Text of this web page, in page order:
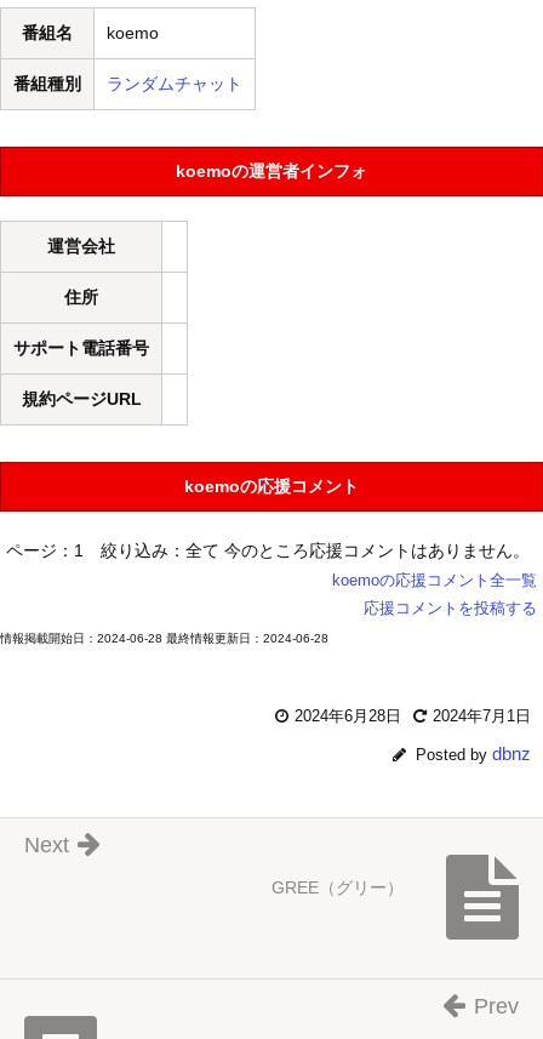
番組名 koemo
番組種別 ランダムチャット
koemoの運営者インフォ
運営会社
住所
サポート電話番号
規約ページURL
koemoの応援コメント
ページ：1 絞り込み：全て 今のところ応援コメントはありません。
koemoの応援コメント全一覧
応援コメントを投稿する
情報掲載開始日：2024-06-28 最終情報更新日：2024-06-28
2024年6月28日 2024年7月1日
Posted by dbnz
GREE（グリー）
Next
Prev